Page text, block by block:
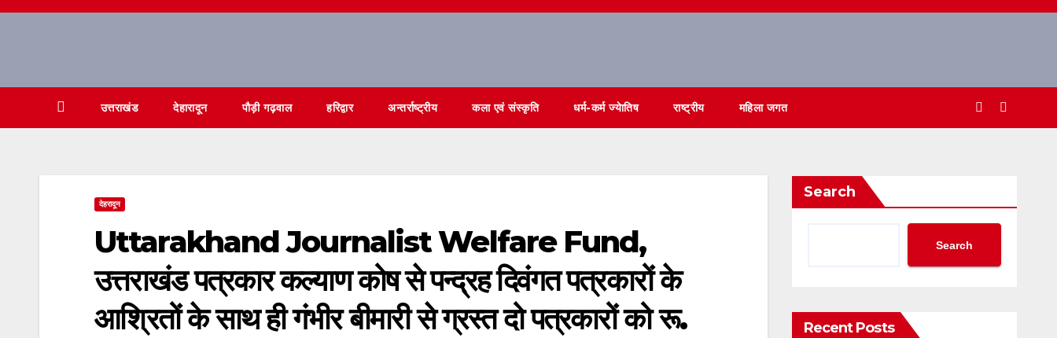
Skip
उत्तराखंड देहारादून पौड़ी गढ़वाल हरिद्वार अन्तर्राष्ट्रीय कला एवं संस्कृति धर्म-कर्म ज्येातिष राष्ट्रीय महिला जगत
देहरादून
Uttarakhand Journalist Welfare Fund,
उत्तराखंड पत्रकार कल्याण कोष से पन्द्रह दिवंगत पत्रकारों के
आश्रितों के साथ ही गंभीर बीमारी से ग्रस्त दो पत्रकारों को रू.
Search
Search
Recent Posts